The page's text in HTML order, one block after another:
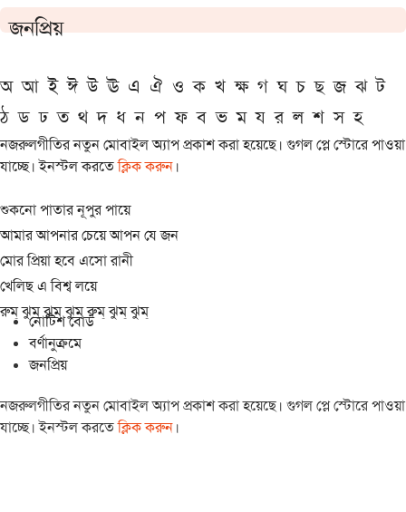
জনপ্রিয়
অ আ ই ঈ উ ঊ এ ঐ ও ক খ ক্ষ গ ঘ চ ছ জ ঝ ট
ঠ ড ঢ ত থ দ ধ ন প ফ ব ভ ম য র ল শ স হ
নজরুলগীতির নতুন মোবাইল অ্যাপ প্রকাশ করা হয়েছে। গুগল প্লে স্টোরে পাওয়া
যাচ্ছে। ইনস্টল করতেক্লিক করুন।
শুকনো পাতার নূপুর পায়ে
আমার আপনার চেয়ে আপন যে জন
মোর প্রিয়া হবে এসো রানী
খেলিছ এ বিশ্ব লয়ে
রুম্ ঝুম্ ঝুম্ ঝুম্ রুম্ ঝুম্ ঝুম্
নোটিশ বোর্ড
বর্ণানুক্রমে
জনপ্রিয়
নজরুলগীতির নতুন মোবাইল অ্যাপ প্রকাশ করা হয়েছে। গুগল প্লে স্টোরে পাওয়া
যাচ্ছে। ইনস্টল করতেক্লিক করুন।